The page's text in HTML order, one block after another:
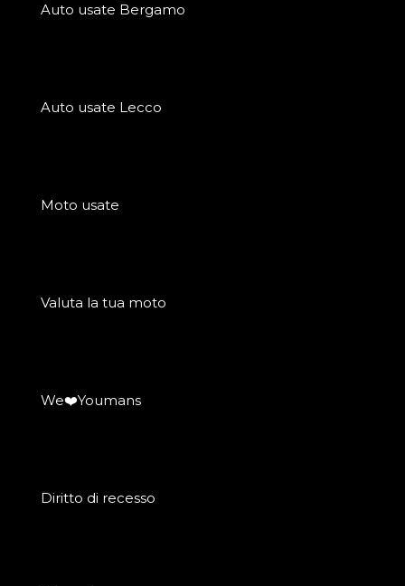
Auto usate Bergamo
Auto usate Lecco
Moto usate
Valuta la tua moto
We❤️Youmans
Diritto di recesso